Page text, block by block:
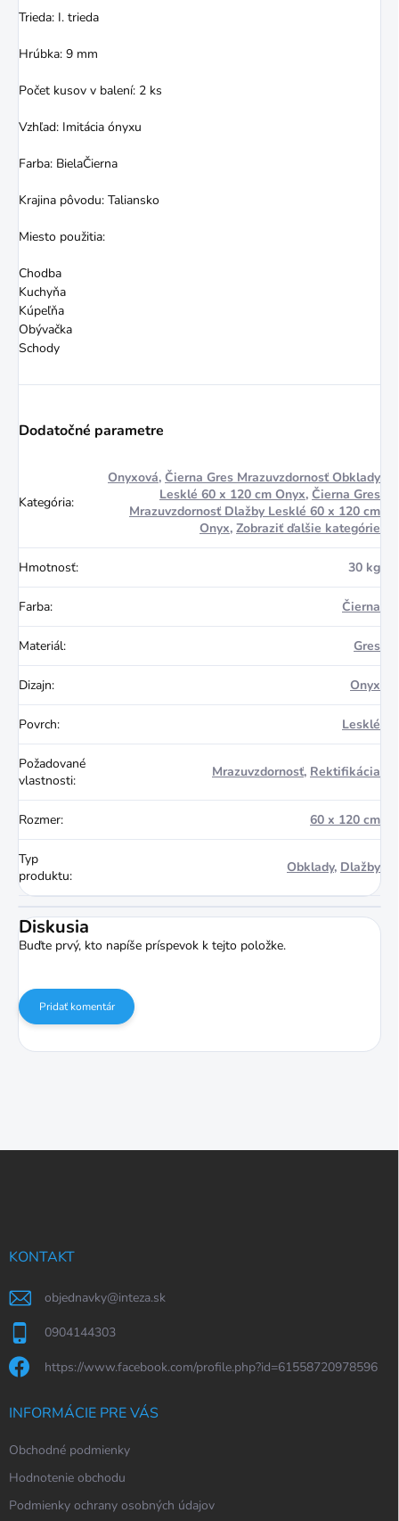
Trieda: I. trieda
Hrúbka: 9 mm
Počet kusov v balení: 2 ks
Vzhľad: Imitácia ónyxu
Farba: BielaČierna
Krajina pôvodu: Taliansko
Miesto použitia:
Chodba
Kuchyňa
Kúpeľňa
Obývačka
Schody
Dodatočné parametre
Kategória:
Onyxová, Čierna Gres Mrazuvzdornosť Obklady
Lesklé 60 x 120 cm Onyx, Čierna Gres
Mrazuvzdornosť Dlažby Lesklé 60 x 120 cm
Onyx, Zobraziť ďalšie kategórie
Hmotnosť: 30 kg
Farba: Čierna
Materiál: Gres
Dizajn: Onyx
Povrch: Lesklé
Požadované
vlastnosti:
Mrazuvzdornosť, Rektifikácia
Rozmer: 60 x 120 cm
Typ
produktu:
Obklady, Dlažby
Diskusia
Buďte prvý, kto napíše príspevok k tejto položke.
Pridať komentár
KONTAKT
objednavky@inteza.sk
0904144303
https://www.facebook.com/profile.php?id=61558720978596
INFORMÁCIE PRE VÁS
Obchodné podmienky
Hodnotenie obchodu
Podmienky ochrany osobných údajov